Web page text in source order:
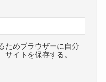
ためブラウザーに自分
サイトを保存する。